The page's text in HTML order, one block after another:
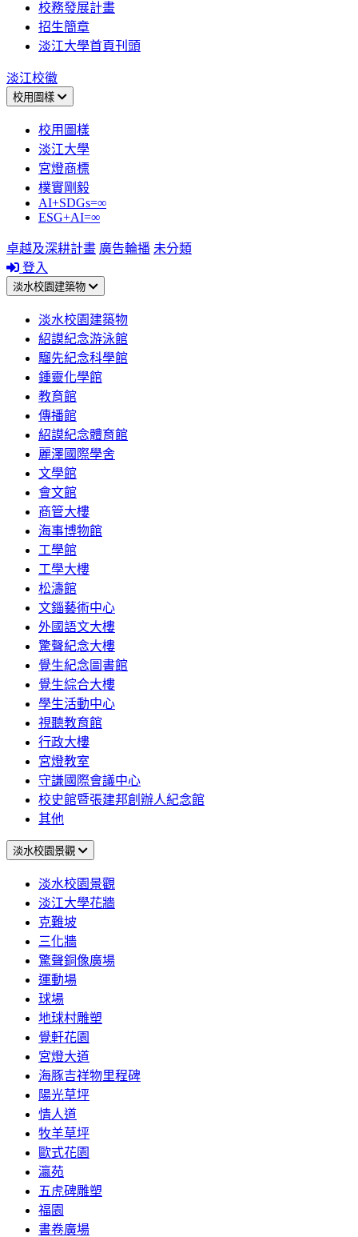
校務發展計畫
招生簡章
淡江大學首頁刊頭
淡江校徽
校用圖樣
校用圖樣
淡江大學
宮燈商標
樸實剛毅
AI+SDGs=∞
ESG+AI=∞
卓越及深耕計畫 廣告輪播 未分類
登入
淡水校園建築物
淡水校園建築物
紹謨紀念游泳館
騮先紀念科學館
鍾靈化學館
教育館
傳播館
紹謨紀念體育館
麗澤國際學舍
文學館
會文館
商管大樓
海事博物館
工學館
工學大樓
松濤館
文錙藝術中心
外國語文大樓
驚聲紀念大樓
覺生紀念圖書館
覺生綜合大樓
學生活動中心
視聽教育館
行政大樓
宮燈教室
守謙國際會議中心
校史館暨張建邦創辦人紀念館
其他
淡水校園景觀
淡水校園景觀
淡江大學花牆
克難坡
三化牆
驚聲銅像廣場
運動場
球場
地球村雕塑
覺軒花園
宮燈大道
海豚吉祥物里程碑
陽光草坪
情人道
牧羊草坪
歐式花園
瀛苑
五虎碑雕塑
福園
書卷廣場